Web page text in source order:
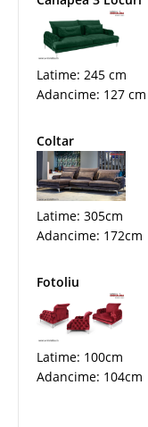
Latime: 245 cm
Adancime: 127 cm
Coltar
Latime: 305cm
Adancime: 172cm
Fotoliu
Latime: 100cm
Adancime: 104cm